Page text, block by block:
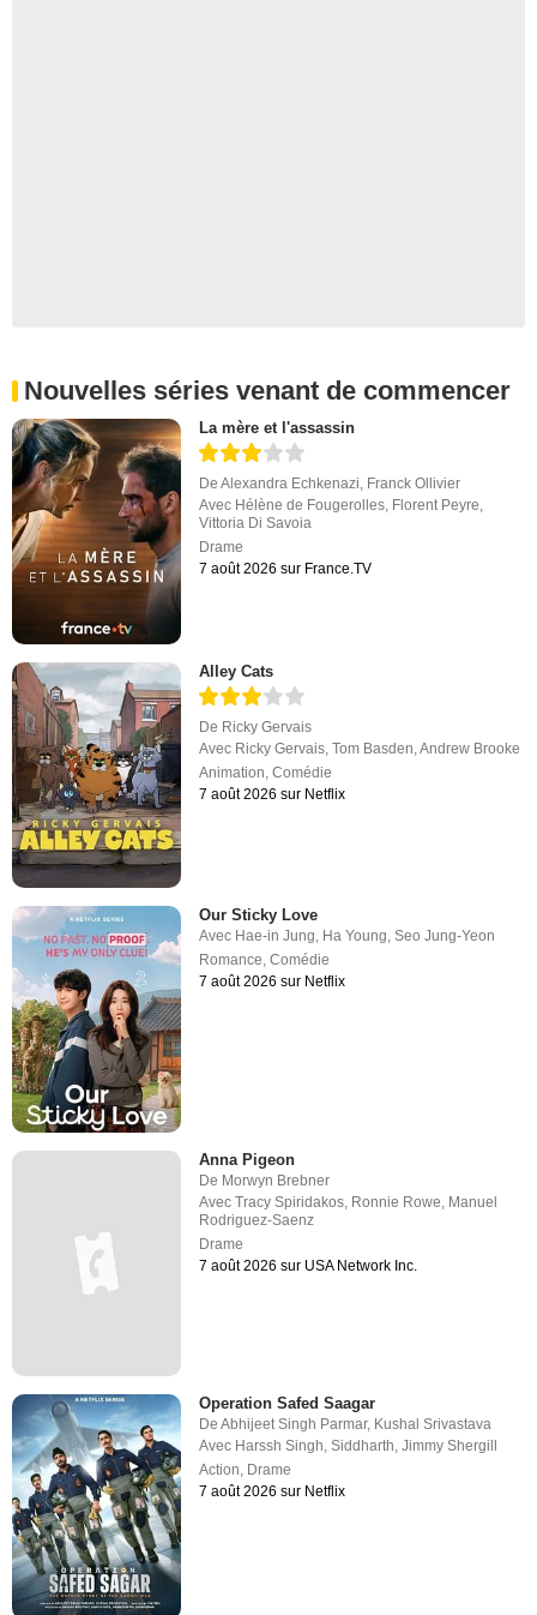
Nouvelles séries venant de commencer
La mère et l'assassin
DeAlexandra Echkenazi Franck Ollivier
Avec Hélène de Fougerolles Florent Peyre
Vittoria Di Savoia
Drame
7 août 2026 sur France.TV
Alley Cats
De Ricky Gervais
Avec Ricky Gervais,Tom Basden,Andrew Brooke
Animation,Comédie
7 août 2026 sur Netflix
Our Sticky Love
Avec Hae-in Jung, Ha Young,Seo Jung-Yeon
Romance,Comédie
7 août 2026 sur Netflix
Anna Pigeon
De Morwyn Brebner
AvecTracy Spiridakos Ronnie Rowe Manuel
Rodriguez-Saenz
Drame
7 août 2026 sur USA Network Inc.
Operation Safed Saagar
DeAbhijeet Singh Parmar, Kushal Srivastava
Avec Harssh Singh,Siddharth,Jimmy Shergill
Action, Drame
7 août 2026 sur Netflix